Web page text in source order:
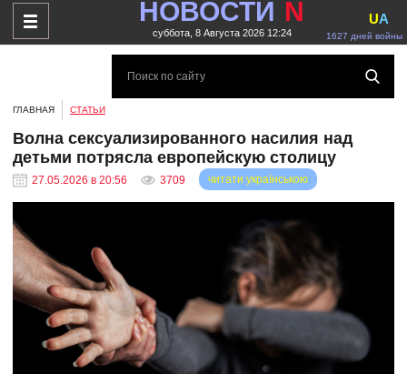
НОВОСТИ N
суббота, 8 Августа 2026 12:24 1627 дней войны
UA
ГЛАВНАЯ СТАТЬИ
Волна сексуализированного насилия над
детьми потрясла европейскую столицу
27.05.2026 в 20:56 3709 читати українською